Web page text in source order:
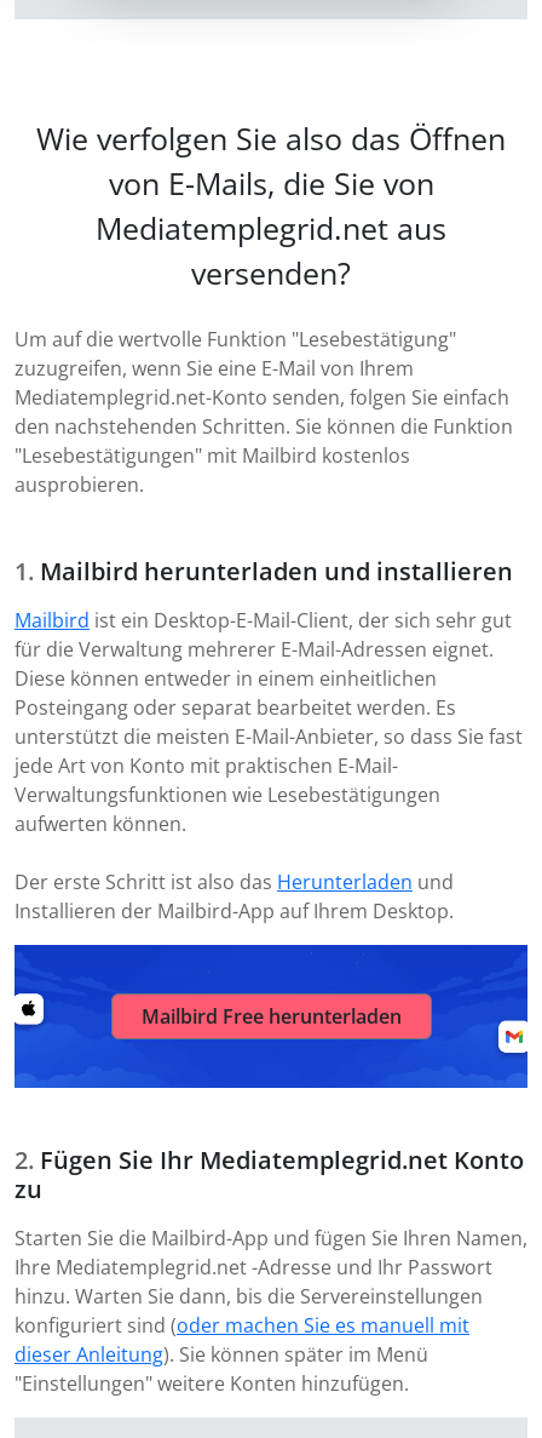
Wie verfolgen Sie also das Öffnen
von E-Mails, die Sie von
Mediatemplegrid.net aus
versenden?
Um auf die wertvolle Funktion "Lesebestätigung"
zuzugreifen, wenn Sie eine E-Mail von Ihrem
Mediatemplegrid.net-Konto senden, folgen Sie einfach
den nachstehenden Schritten. Sie können die Funktion
"Lesebestätigungen" mit Mailbird kostenlos
ausprobieren.
Mailbird herunterladen und installieren
Mailbird ist ein Desktop-E-Mail-Client, der sich sehr gut
für die Verwaltung mehrerer E-Mail-Adressen eignet.
Diese können entweder in einem einheitlichen
Posteingang oder separat bearbeitet werden. Es
unterstützt die meisten E-Mail-Anbieter, so dass Sie fast
jede Art von Konto mit praktischen E-Mail-
Verwaltungsfunktionen wie Lesebestätigungen
aufwerten können.
Der erste Schritt ist also das Herunterladen und
Installieren der Mailbird-App auf Ihrem Desktop.
Mailbird Free herunterladen
Fügen Sie Ihr Mediatemplegrid.net Konto
zu
Starten Sie die Mailbird-App und fügen Sie Ihren Namen,
Ihre Mediatemplegrid.net -Adresse und Ihr Passwort
hinzu. Warten Sie dann, bis die Servereinstellungen
konfiguriert sind (oder machen Sie es manuell mit
dieser Anleitung). Sie können später im Menü
"Einstellungen" weitere Konten hinzufügen.